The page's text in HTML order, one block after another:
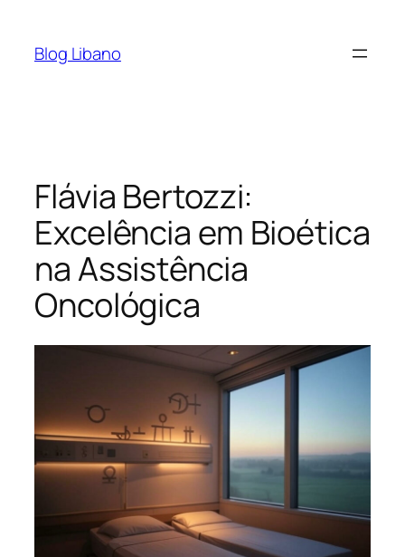
Blog Libano
Flávia Bertozzi:
Excelência em Bioética
na Assistência
Oncológica